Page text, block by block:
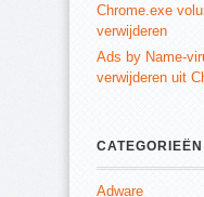
Chrome.exe
verwijderen
Ads by Name-
verwijderen uit
CATEGORIEËN
Adware